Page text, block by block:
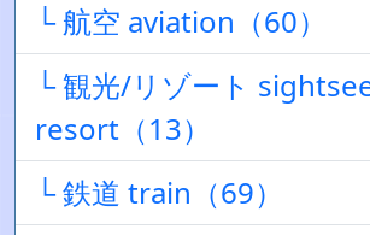
└ 航空 aviation（60）
└ 観光/リゾート
resort（13）
└ 鉄道 train（69）